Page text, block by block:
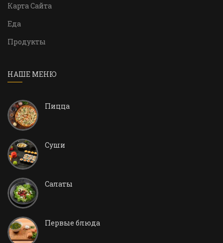
Карта Сайта
Еда
Продукты
НАШЕ МЕНЮ
Пицца
Суши
Салаты
Первые блюда